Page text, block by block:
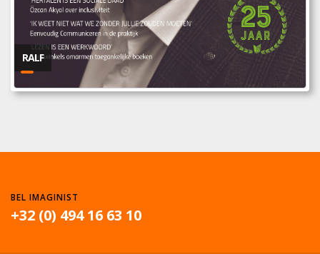
RALF
BEL IMAGINIST
+32 (0) 494 16 63 10